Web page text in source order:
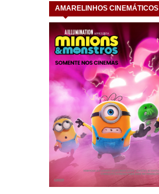
AMARELINHOS CINEMÁTICOS